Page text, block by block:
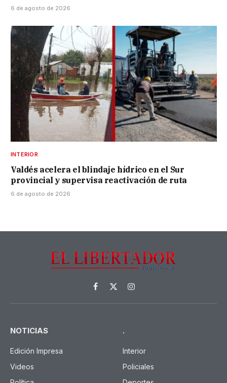
6 de agosto de 2026
INTERIOR
Valdés acelera el blindaje hídrico en el Sur
provincial y supervisa reactivación de ruta
6 de agosto de 2026
Facebook
X
(Twitter)
Instagram
NOTICIAS
Edición Impresa
Videos
.
Interior
Policiales